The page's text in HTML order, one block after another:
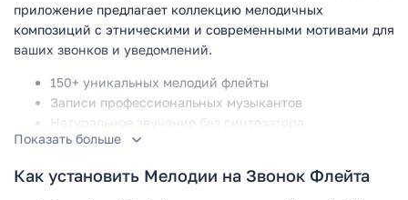
приложение предлагает коллекцию мелодичных
композиций с этническими и современными мотивами для
ваших звонков и уведомлений.
150+ уникальных мелодий флейты
Записи профессиональных музыкантов
Натуральное звучание без синтезатора
Подборки по настроению и стилю
Функционал
Показать больше
Как установить Мелодии на Звонок Флейта